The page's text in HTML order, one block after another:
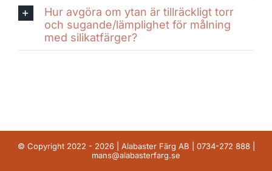
Hur avgöra om ytan är tillräckligt torr
och sugande/lämplighet för målning
med silikatfärger?
© Copyright 2022 - 2026 | Alabaster Färg AB | 0734-272 888|
mans@alabasterfarg.se